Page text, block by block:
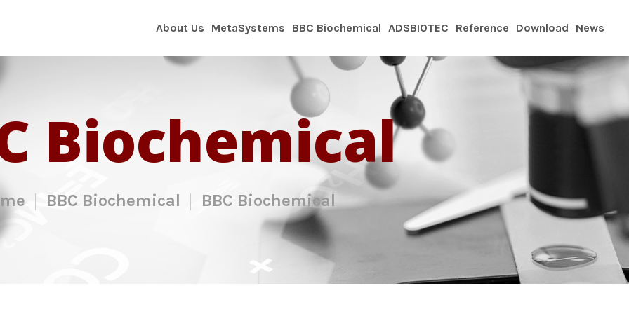
About Us MetaSystems BBC Biochemical ADSBIOTEC Reference Download News
Biochemical
BBC Biochemical BBC Biochemical